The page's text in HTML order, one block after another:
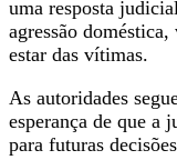
uma resposta
agressão
estar das vítimas.
As autoridades
esperança de que a
para futuras